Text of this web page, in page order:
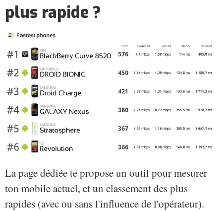
plus rapide ?
La page dédiée te propose un outil pour mesurer
ton mobile actuel, et un classement des plus
rapides (avec ou sans l'influence de l'opérateur).